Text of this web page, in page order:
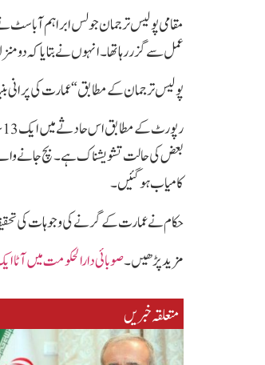
مقامی پولیس ترجمان جولس ابراہم آباسٹ نے
عمل سے گزر رہا تھا۔ انہوں نے بتایا کہ دو
پولیس ترجمان کے مطابق“عمارت کی پرانی
بعض کی حالت تشویشناک ہے۔ بچ جانے والے
کامیاب ہو گئیں۔
حکام نے عمارت کے گرنے کی وجوہات کی
مزید پڑھیں۔صوبائی دارالحکومت میں آٹا ایک
متعلقہ خبریں